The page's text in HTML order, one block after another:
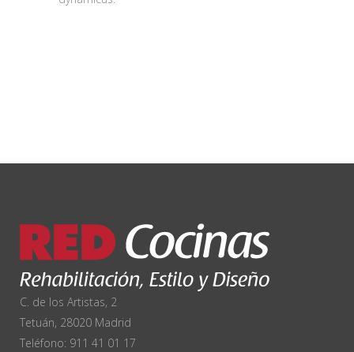
C. de los Artistas, 2
Tetuán, 28020 Madrid
Teléfono: 911 41 01 17